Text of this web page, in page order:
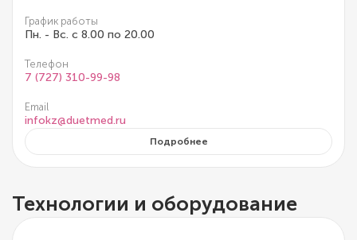
График работы
Пн. - Вс. с 8.00 по 20.00
Телефон
7 (727) 310-99-98
Email
infokz@duetmed.ru
Подробнее
Технологии и оборудование